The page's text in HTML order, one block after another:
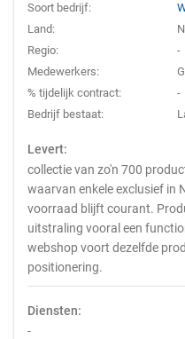
Soort bedrijf:
Land:
Regio:
-
Medewerkers:
% tijdelijk contract:
-
Bedrijf bestaat:
Levert:
collectie van zo'n 700
waarvan enkele exclusief in
voorraad blijft courant.
uitstraling vooral een
webshop voort dezelfde
positionering.
Diensten:
-